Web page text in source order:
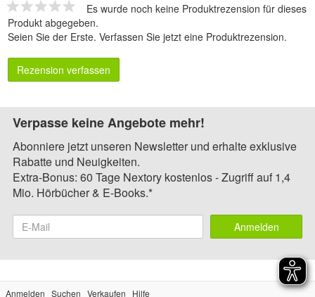
Es wurde noch keine Produktrezension für dieses
Produkt abgegeben.
Seien Sie der Erste. Verfassen Sie jetzt eine Produktrezension.
Rezension verfassen
Verpasse keine Angebote mehr!
Abonniere jetzt unseren Newsletter und erhalte exklusive
Rabatte und Neuigkeiten.
Extra-Bonus: 60 Tage Nextory kostenlos - Zugriff auf 1,4
Mio. Hörbücher & E-Books.*
Anmelden
Anmelden Suchen Verkaufen Hilfe